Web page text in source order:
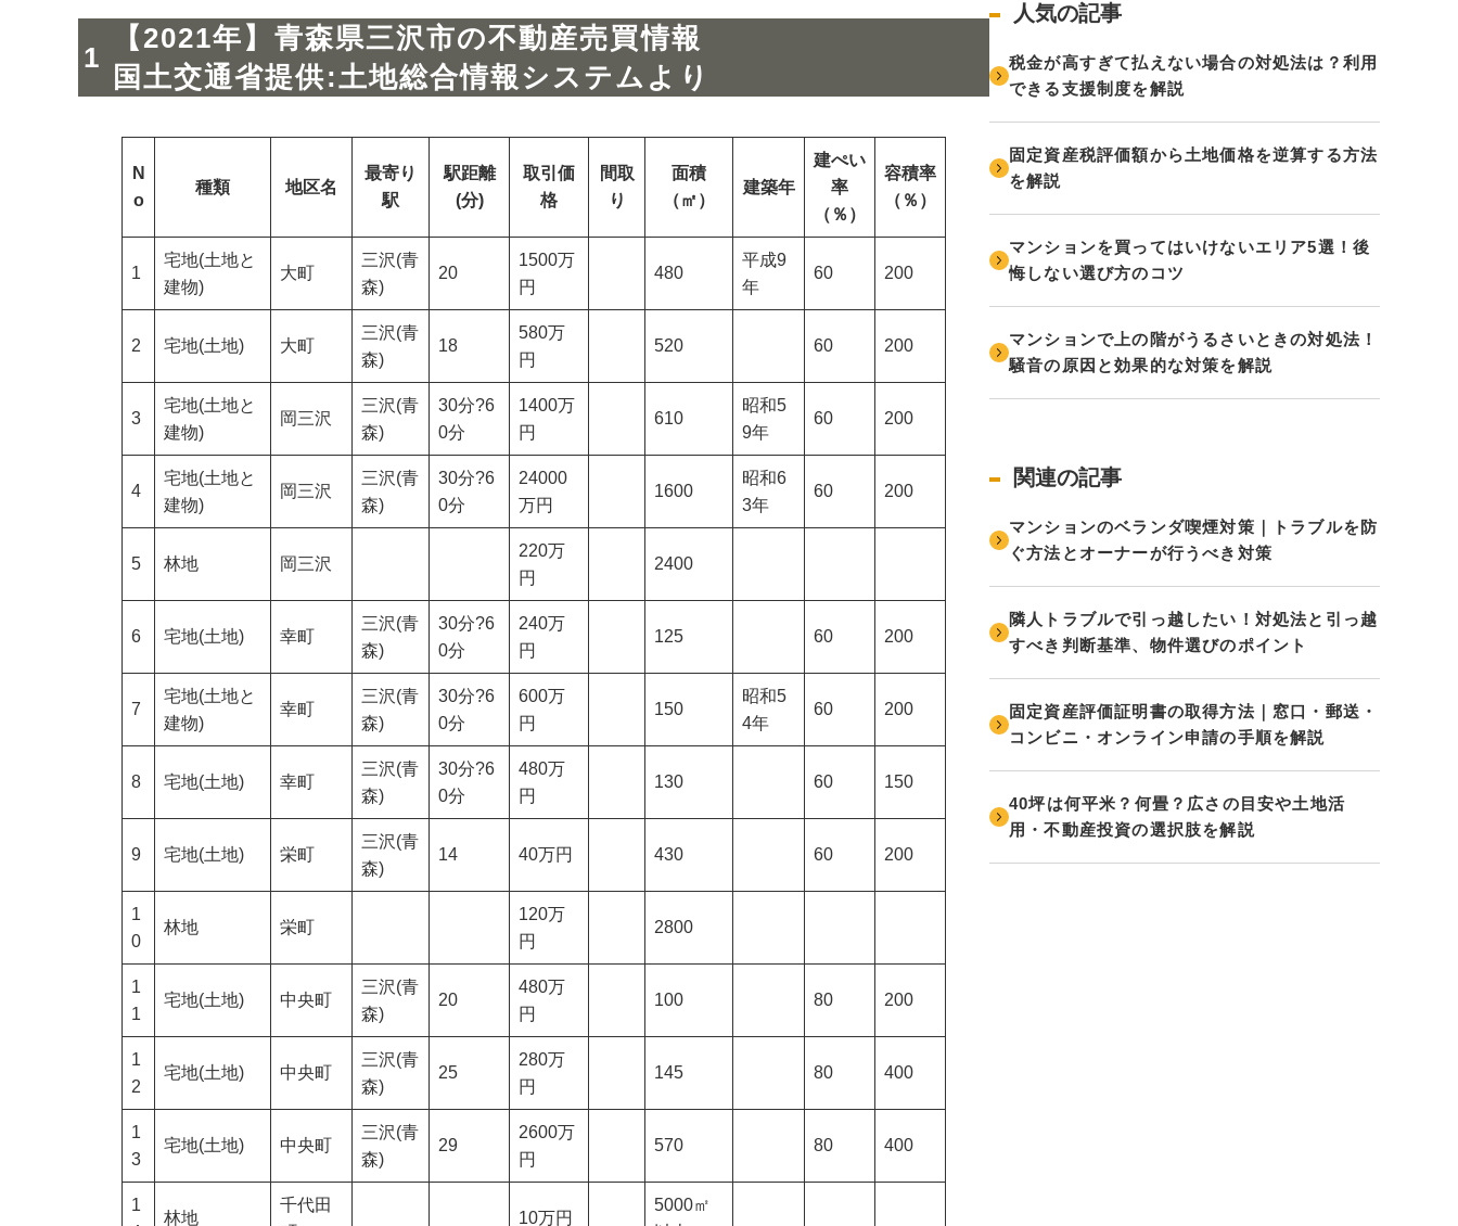
【2021年】青森県三沢市の不動産売買情報
国土交通省提供:土地総合情報システムより
N
o
種類 地区名
最寄り
駅
駅距離
(分)
取引価
格
間取
り
面積
（㎡）
建築年
建ぺい
率
（％）
容積率
（％）
1
宅地(土地と
建物)
大町
三沢(青
森)
20
1500万
円
480
平成9
年
60 200
2 宅地(土地) 大町
三沢(青
森)
18
580万
円
520 60 200
3
宅地(土地と
建物)
岡三沢
三沢(青
森)
30分?6
0分
1400万
円
610
昭和5
9年
60 200
4
宅地(土地と
建物)
岡三沢
三沢(青
森)
30分?6
0分
24000
万円
1600
昭和6
3年
60 200
5 林地 岡三沢
220万
円
2400
6 宅地(土地) 幸町
三沢(青
森)
30分?6
0分
240万
円
125 60 200
7
宅地(土地と
建物)
幸町
三沢(青
森)
30分?6
0分
600万
円
150
昭和5
4年
60 200
8 宅地(土地) 幸町
三沢(青
森)
30分?6
0分
480万
円
130 60 150
9 宅地(土地) 栄町
三沢(青
森)
14 40万円 430 60 200
1
0
林地 栄町
120万
円
2800
1
1
宅地(土地) 中央町
三沢(青
森)
20
480万
円
100 80 200
1
2
宅地(土地) 中央町
三沢(青
森)
25
280万
円
145 80 400
1
3
宅地(土地) 中央町
三沢(青
森)
29
2600万
円
570 80 400
1
林地
千代田
10万円
5000㎡
人気の記事
税金が高すぎて払えない場合の対処法は？利用
できる支援制度を解説
固定資産税評価額から土地価格を逆算する方法
を解説
マンションを買ってはいけないエリア5選！後
悔しない選び方のコツ
マンションで上の階がうるさいときの対処法！
騒音の原因と効果的な対策を解説
関連の記事
マンションのベランダ喫煙対策｜トラブルを防
ぐ方法とオーナーが行うべき対策
隣人トラブルで引っ越したい！対処法と引っ越
すべき判断基準、物件選びのポイント
固定資産評価証明書の取得方法｜窓口・郵送・
コンビニ・オンライン申請の手順を解説
40坪は何平米？何畳？広さの目安や土地活
用・不動産投資の選択肢を解説